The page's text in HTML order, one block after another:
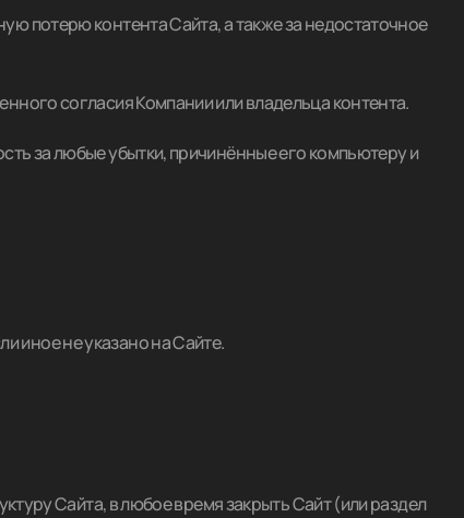
потерю контента Сайта, а также за недостаточное
согласия Компании или владельца контента.
за любые убытки, причинённые его компьютеру и
иное не указано на Сайте.
Сайта, в любое время закрыть Сайт (или раздел